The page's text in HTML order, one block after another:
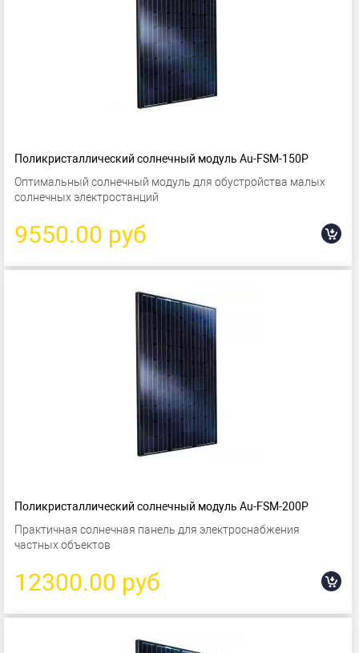
Поликристаллический солнечный модуль Au-FSM-150P
Оптимальный солнечный модуль для обустройства малых
солнечных электростанций
9550.00 руб
Поликристаллический солнечный модуль Au-FSM-200P
Практичная солнечная панель для электроснабжения
частных объектов
12300.00 руб